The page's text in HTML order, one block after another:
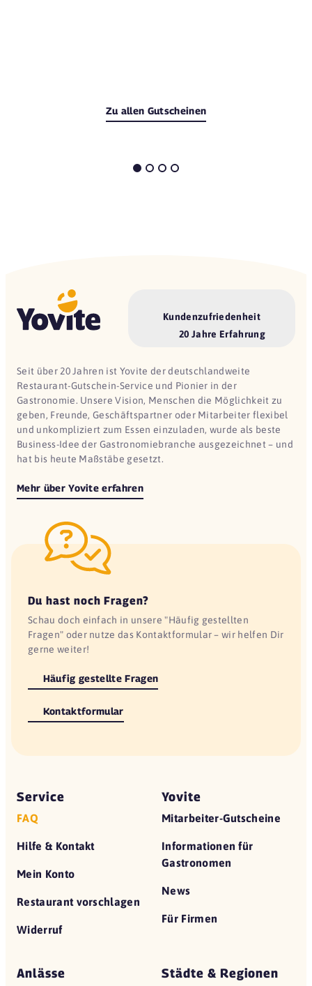
Zu allen Gutscheinen
Kundenzufriedenheit
20 Jahre Erfahrung
Seit über 20 Jahren ist Yovite der deutschlandweite
Restaurant-Gutschein-Service und Pionier in der
Gastronomie. Unsere Vision, Menschen die Möglichkeit zu
geben, Freunde, Geschäftspartner oder Mitarbeiter flexibel
und unkompliziert zum Essen einzuladen, wurde als beste
Business-Idee der Gastronomiebranche ausgezeichnet – und
hat bis heute Maßstäbe gesetzt.
Mehr über Yovite erfahren
Du hast noch Fragen?
Schau doch einfach in unsere "Häufig gestellten
Fragen" oder nutze das Kontaktformular – wir helfen Dir
gerne weiter!
Häufig gestellte Fragen
Kontaktformular
Service
FAQ
Hilfe & Kontakt
Mein Konto
Restaurant vorschlagen
Widerruf
Yovite
Mitarbeiter-Gutscheine
Informationen für
Gastronomen
News
Für Firmen
Anlässe Städte & Regionen